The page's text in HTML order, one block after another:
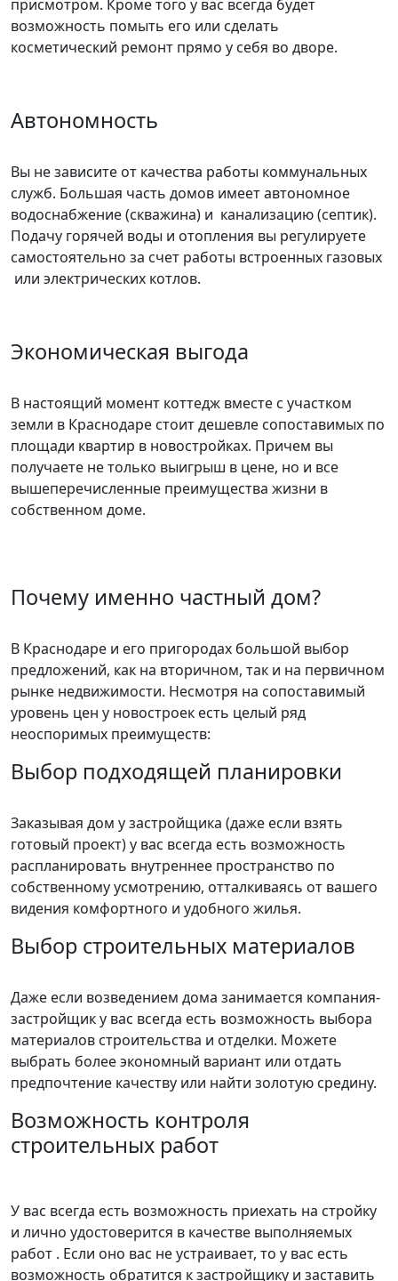
присмотром. Кроме того у вас всегда будет
возможность помыть его или сделать
косметический ремонт прямо у себя во дворе.
Автономность
Вы не зависите от качества работы коммунальных
служб. Большая часть домов имеет автономное
водоснабжение (скважина) и канализацию (септик).
Подачу горячей воды и отопления вы регулируете
самостоятельно за счет работы встроенных газовых
или электрических котлов.
Экономическая выгода
В настоящий момент коттедж вместе с участком
земли в Краснодаре стоит дешевле сопоставимых по
площади квартир в новостройках. Причем вы
получаете не только выигрыш в цене, но и все
вышеперечисленные преимущества жизни в
собственном доме.
Почему именно частный дом?
В Краснодаре и его пригородах большой выбор
предложений, как на вторичном, так и на первичном
рынке недвижимости. Несмотря на сопоставимый
уровень цен у новостроек есть целый ряд
неоспоримых преимуществ:
Выбор подходящей планировки
Заказывая дом у застройщика (даже если взять
готовый проект) у вас всегда есть возможность
распланировать внутреннее пространство по
собственному усмотрению, отталкиваясь от вашего
видения комфортного и удобного жилья.
Выбор строительных материалов
Даже если возведением дома занимается компания-
застройщик у вас всегда есть возможность выбора
материалов строительства и отделки. Можете
выбрать более экономный вариант или отдать
предпочтение качеству или найти золотую средину.
Возможность контроля
строительных работ
У вас всегда есть возможность приехать на стройку
и лично удостоверится в качестве выполняемых
работ . Если оно вас не устраивает, то у вас есть
возможность обратится к застройщику и заставить